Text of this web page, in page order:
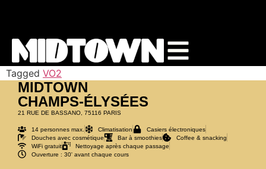
Tagged VO2
MIDTOWN
CHAMPS-ÉLYSÉES
21 RUE DE BASSANO, 75116 PARIS
14 personnes max. Climatisation
Casiers électroniques
Douches avec cosmétique
Bar à smoothies
Coffee & snacking
WiFi gratuit
Nettoyage après chaque passage
Ouverture : 30' avant chaque cours